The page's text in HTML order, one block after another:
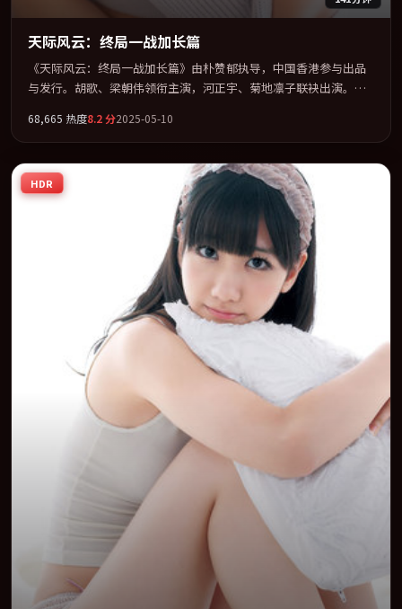
天际风云：终局一战加长篇
《天际风云：终局一战加长篇》由朴赞郁执导，中国香港参与出品
与发行。胡歌、梁朝伟领衔主演，河正宇、菊地凛子联袂出演。视
为骨架，在叙事、表演与视听上力求统一。定于 2025-07-04 在内地
院线及主流平台同步亮相，2025 年度话题片中口碑稳健，适合喜欢
强情节与人物弧光的观众完整观看。
68,665 热度8.2分2025-05-10
HDR